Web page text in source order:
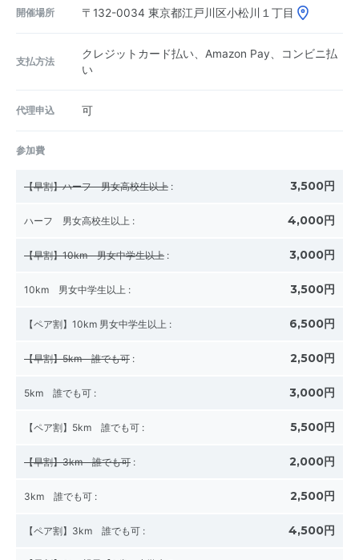
開催場所 〒132-0034 東京都江戸川区小松川１丁目
支払方法
クレジットカード払い、Amazon Pay、コンビニ払
い
代理申込 可
参加費
【早割】ハーフ 男女高校生以上 : 3,500円
ハーフ 男女高校生以上 : 4,000円
【早割】10km 男女中学生以上 : 3,000円
10km 男女中学生以上 : 3,500円
【ペア割】10km 男女中学生以上 : 6,500円
【早割】5km 誰でも可 : 2,500円
5km 誰でも可 : 3,000円
【ペア割】5km 誰でも可 : 5,500円
【早割】3km 誰でも可 : 2,000円
3km 誰でも可 : 2,500円
【ペア割】3km 誰でも可 : 4,500円